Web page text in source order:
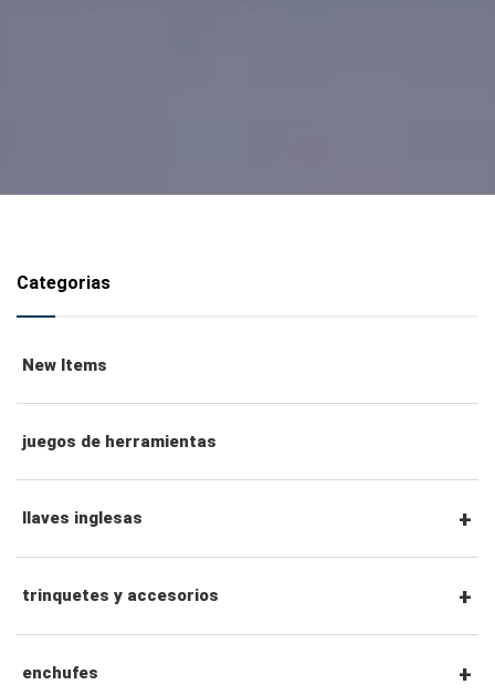
Categorias
New Items
juegos de herramientas
llaves inglesas
llaves combinadas
llaves de trinquete combinadas
trinquetes y accesorios
Trinquetes con accionamiento hexagonal de
enchufes